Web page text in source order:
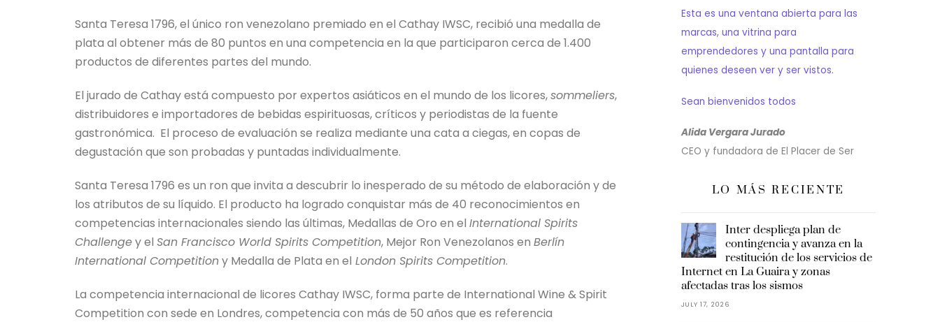
Santa Teresa 1796, el único ron venezolano premiado en el Cathay IWSC, recibió una medalla de
plata al obtener más de 80 puntos en una competencia en la que participaron cerca de 1.400
productos de diferentes partes del mundo.
El jurado de Cathay está compuesto por expertos asiáticos en el mundo de los licores,sommeliers,
distribuidores e importadores de bebidas espirituosas, críticos y periodistas de la fuente
gastronómica. El proceso de evaluación se realiza mediante una cata a ciegas, en copas de
degustación que son probadas y puntadas individualmente.
Santa Teresa 1796 es un ron que invita a descubrir lo inesperado de su método de elaboración y de
los atributos de su líquido. El producto ha logrado conquistar más de 40 reconocimientos en
competencias internacionales siendo las últimas, Medallas de Oro en el International Spirits
Challengey el San Francisco World Spirits Competition, Mejor Ron Venezolanos en Berlín
International Competitiony Medalla de Plata en el London Spirits Competition.
La competencia internacional de licores Cathay IWSC, forma parte de International Wine & Spirit
Competition con sede en Londres, competencia con más de 50 años que es referencia
Esta es una ventana abierta para las
marcas, una vitrina para
emprendedores y una pantalla para
quienes deseen ver y ser vistos.
Sean bienvenidos todos
Alida Vergara Jurado
CEO y fundadora de El Placer de Ser
LO MÁS RECIENTE
Inter despliega plan de
contingencia y avanza en la
restitución de los servicios de
Internet en La Guaira y zonas
afectadas tras los sismos
JULY 17, 2026